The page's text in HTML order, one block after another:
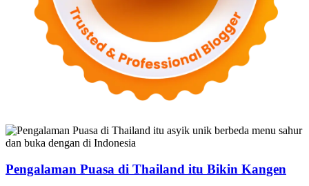
Pengalaman Puasa di Thailand itu Bikin Kangen